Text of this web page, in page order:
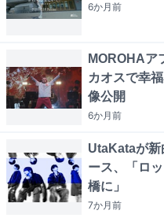
6か月前
MOROHAア
カオスで幸
像公開
6か月前
UtaKataが新
ース、「ロ
橋に」
7か月前